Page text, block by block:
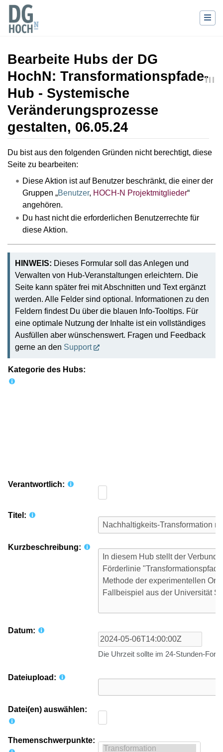
Bearbeite Hubs der DG
HochN: Transformationspfade-
Hub - Systemische
Veränderungsprozesse
gestalten, 06.05.24
Wechseln zu:Navigation,Suche
Du bist aus den folgenden Gründen nicht berechtigt, diese
Seite zu bearbeiten:
Diese Aktion ist auf Benutzer beschränkt, die einer der
Gruppen „Benutzer, HOCH-N Projektmitglieder“
angehören.
Du hast nicht die erforderlichen Benutzerrechte für
diese Aktion.
HINWEIS: Dieses Formular soll das Anlegen und
Verwalten von Hub-Veranstaltungen erleichtern. Die
Seite kann später frei mit Abschnitten und Text ergänzt
werden. Alle Felder sind optional. Informationen zu den
Feldern findest Du über die blauen Info-Tooltips. Für
eine optimale Nutzung der Inhalte ist ein vollständiges
Ausfüllen aber wünschenswert. Fragen und Feedback
gerne an den Support
Kategorie des Hubs:
Verantwortlich:
Titel:
Kurzbeschreibung:
Datum:
Die Uhrzeit sollte im 24-Stunden-
Dateiupload:
Datei(en) auswählen:
Themenschwerpunkte: